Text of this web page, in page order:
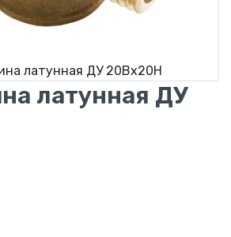
латунная ДУ 20Вх20Н
латунная ДУ